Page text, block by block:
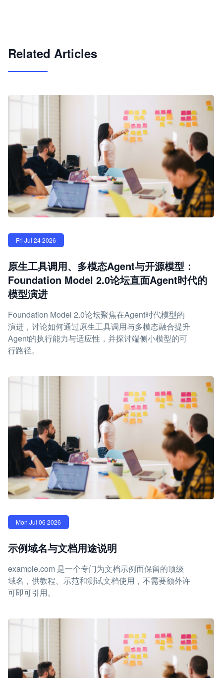
Related Articles
Fri Jul 24 2026
原生工具调用、多模态Agent与开源模型：
Foundation Model 2.0论坛直面Agent时代的
模型演进
Foundation Model 2.0论坛聚焦在Agent时代模型的
演进，讨论如何通过原生工具调用与多模态融合提升
Agent的执行能力与适应性，并探讨端侧小模型的可
行路径。
Mon Jul 06 2026
示例域名与文档用途说明
example.com 是一个专门为文档示例而保留的顶级
域名，供教程、示范和测试文档使用，不需要额外许
可即可引用。